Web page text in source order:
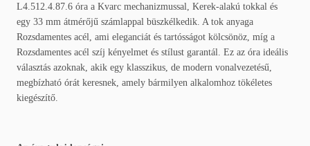
L4.512.4.87.6 óra a Kvarc mechanizmussal, Kerek-alakú tokkal és
egy 33 mm átmérőjű számlappal büszkélkedik. A tok anyaga
Rozsdamentes acél, ami eleganciát és tartósságot kölcsönöz, míg a
Rozsdamentes acél szíj kényelmet és stílust garantál. Ez az óra ideális
választás azoknak, akik egy klasszikus, de modern vonalvezetésű,
megbízható órát keresnek, amely bármilyen alkalomhoz tökéletes
kiegészítő.